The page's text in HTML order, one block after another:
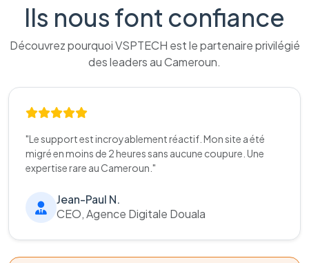
Ils nous font confiance
Découvrez pourquoi VSPTECH est le partenaire privilégié
des leaders au Cameroun.
"Le support est incroyablement réactif. Mon site a été
migré en moins de 2 heures sans aucune coupure. Une
expertise rare au Cameroun."
Jean-Paul N.
CEO, Agence Digitale Douala